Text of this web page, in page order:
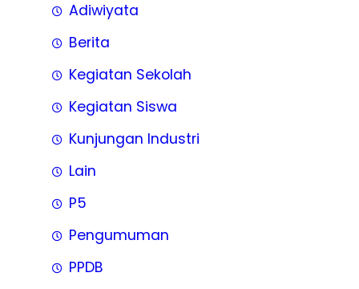
Adiwiyata
Berita
Kegiatan Sekolah
Kegiatan Siswa
Kunjungan Industri
Lain
P5
Pengumuman
PPDB